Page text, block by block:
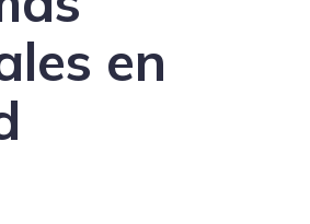
en